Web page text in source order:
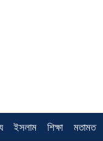
ইসলাম শিক্ষা মতামত